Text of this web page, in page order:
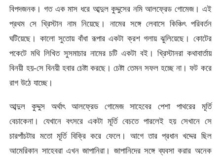
বিপদজনক। গত এক মাস ধরে আব্দুল কুদ্দুসের নমি আলফ্রেড গোমেজ। এই
প্রথম সে খ্রিস্টান নাম নিয়েছে। নামের সঙ্গে লেবাসে কিঞ্চিৎ পরিবর্তন
ঘটিয়েছে। কালো সুতোয় বাঁধা রূপার একটা ক্রশ গলায় ঝুলিয়েছে। কোটের
পকেটে মথি লিখিত সুসমাচার নামের চটি একটা বই। খ্রিস্টানরা কথাবার্তায়
বিনয়ী হয়-সে বিনয়ী হবার চেষ্টা করছে। চেষ্টা তেমন সফল হচ্ছে না। ফট করে
রাগ উঠে যাচ্ছে।
আব্দুল কুদ্দুস অর্থাৎ আলফ্রেড গোমেজ সাহেবের পেশা পাথরের মূর্তি
বেচাকেনা। যেখানে বৎসরে একটা মূর্তি বেচতে পারলেই হয় সেখানে সে
চারপাঁচটার মতো মূর্তি বিক্রি করে ফেলে। আগে তার প্রধান খদ্দের ছিল
আমেরিকান সাহেবরা এখন জাপানিরা। জাপানিদের সঙ্গে ব্যবসা করার অনেক